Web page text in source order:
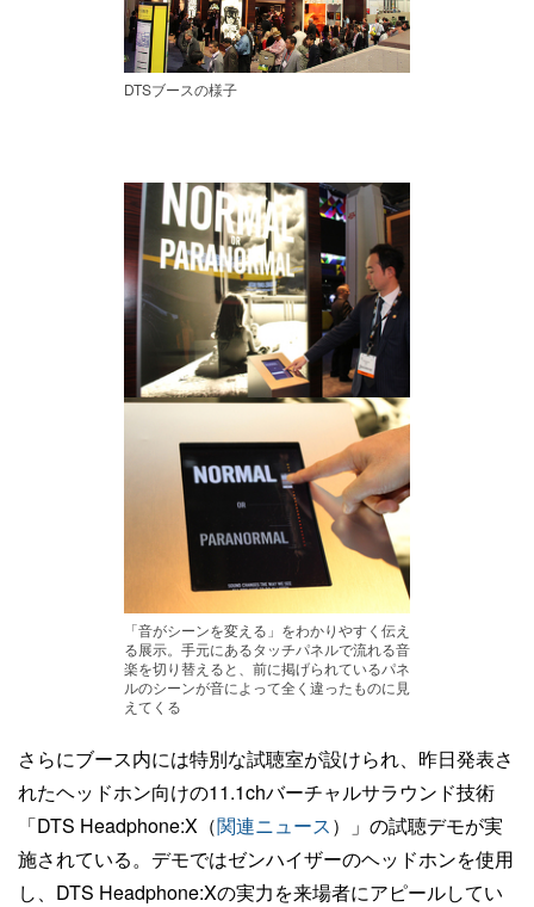
DTSブースの様子
「音がシーンを変える」をわかりやすく伝え
る展示。手元にあるタッチパネルで流れる音
楽を切り替えると、前に掲げられているパネ
ルのシーンが音によって全く違ったものに見
えてくる
さらにブース内には特別な試聴室が設けられ、昨日発表さ
れたヘッドホン向けの11.1chバーチャルサラウンド技術
「DTS Headphone:X（関連ニュース）」の試聴デモが実
施されている。デモではゼンハイザーのヘッドホンを使用
し、DTS Headphone:Xの実力を来場者にアピールしてい